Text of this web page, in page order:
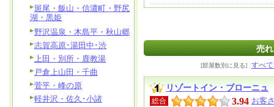
売
[部屋数別に見る] すべ
リゾートイン・ブローニュ
総合 3.94 お客
斑尾・飯山・信濃町・野尻
湖・黒姫
野沢温泉・木島平・秋山郷
志賀高原･湯田中･渋
上田・別所・鹿教湯
戸倉上山田・千曲
菅平・峰の原
軽井沢・佐久･小諸